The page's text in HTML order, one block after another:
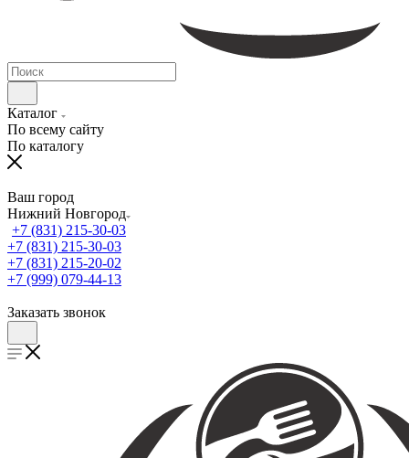
Каталог
По всему сайту
По каталогу
Ваш город
Нижний Новгород
+7 (831) 215-30-03
+7 (831) 215-30-03
+7 (831) 215-20-02
+7 (999) 079-44-13
Заказать звонок